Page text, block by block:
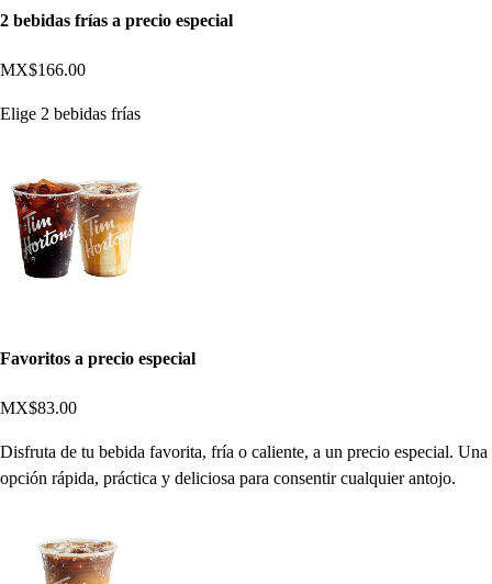
2 bebidas frías a precio especial
MX$166.00
Elige 2 bebidas frías
Favoritos a precio especial
MX$83.00
Disfruta de tu bebida favorita, fría o caliente, a un precio especial. Una
opción rápida, práctica y deliciosa para consentir cualquier antojo.